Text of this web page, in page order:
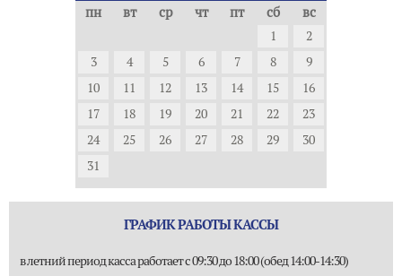
пн вт ср чт пт сб вс
1
2
3
4 5 6 7 8
9
10
11 12 13 14 15
16
17
18 19 20 21 22
23
24
25 26 27 28 29
30
31
ГРАФИК РАБОТЫ КАССЫ
в летний период касса работает с 09:30 до 18:00 (обед 14:00-14:30)